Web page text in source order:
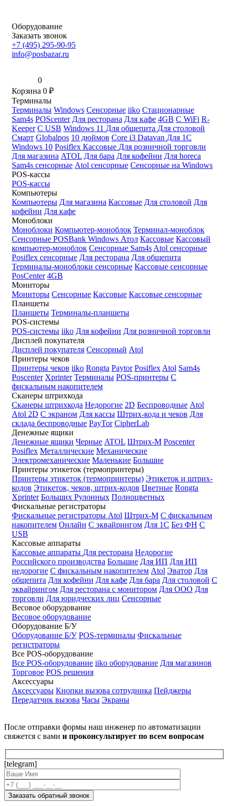
Оборудование
Заказать звонок
+7 (495) 295-90-95
info@posbazar.ru
0
Корзина 0 ₽
Терминалы
Терминалы Windows Сенсорные iiko Стационарные
Sam4s POScenter Для ресторана Для кафе 4GB С WiFi R-
Keeper С USB Windows 11 Для общепита Для столовой
Смарт Globalpos 10 дюймов Core i3 Datavan Для 1С
Windows 10 Posiflex Кассовые Для розничной торговли
Для магазина ATOL Для бара Для кофейни Для horeca
Sam4s сенсорные Atol сенсорные Сенсорные на Windows
POS-кассы
POS-кассы
Компьютеры
Компьютеры Для магазина Кассовые Для столовой Для
кофейни Для кафе
Моноблоки
Моноблоки Компьютер-моноблок Терминал-моноблок
Сенсорные POSBank Windows Атол Кассовые Кассовый
компьютер-моноблок Сенсорные Sam4s Atol сенсорные
Posiflex сенсорные Для ресторана Для общепита
Терминалы-моноблоки сенсорные Кассовые сенсорные
PosCenter 4GB
Мониторы
Мониторы Сенсорные Кассовые Кассовые сенсорные
Планшеты
Планшеты Терминалы-планшеты
POS-системы
POS-системы iiko Для кофейни Для розничной торговли
Дисплей покупателя
Дисплей покупателя Сенсорный Atol
Принтеры чеков
Принтеры чеков iiko Rongta Paytor Posiflex Atol Sam4s
Poscenter Xprinter Терминалы POS-принтеры С
фискальным накопителем
Сканеры штрихкода
Сканеры штрихкода Недорогие 2D Беспроводные Atol
Atol 2D С экраном Для кассы Штрих-кода и чеков Для
склада беспроводные PayTor CipherLab
Денежные ящики
Денежные ящики Черные ATOL Штрих-М Poscenter
Posiflex Металлические Механические
Электромеханические Маленькие Большие
Принтеры этикеток (термопринтеры)
Принтеры этикеток (термопринтеры) Этикеток и штрих-
кодов Этикеток, чеков, штрих-кодов Цветные Rongta
Xprinter Больших Рулонных Полноцветных
Фискальные регистраторы
Фискальные регистраторы Atol Штрих-М С фискальным
накопителем Онлайн С эквайрингом Для 1С Без ФН С
USB
Кассовые аппараты
Кассовые аппараты Для ресторана Недорогие
Российского производства Большие Для ИП Для ИП
недорогие С фискальным накопителем Atol Эватор Для
общепита Для кофейни Для кафе Для бара Для столовой С
эквайрингом Для ресторана с монитором Для ООО Для
торговли Для юридческих лиц Сенсорные
Весовое оборудование
Весовое оборудование
Оборудование Б/У
Оборудование Б/У POS-терминалы Фискальные
регистраторы
Все POS-оборудование
Все POS-оборудование iiko оборудование Для магазинов
Торговое POS решения
Аксессуары
Аксессуары Кнопки вызова сотрудника Пейджеры
Передатчик вызова Часы Экраны
После отправки формы наш инженер по автоматизации
свяжется с вами и проконсультирует по всем вопросам
[telegram]